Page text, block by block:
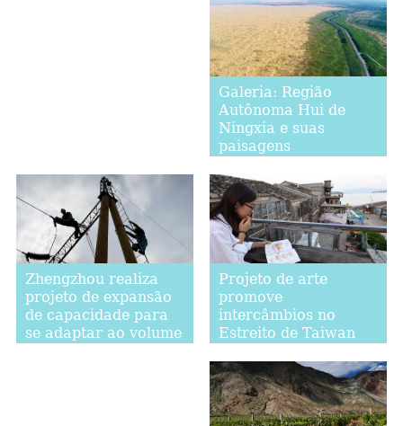
Galeria: Região
Autônoma Hui de
Ningxia e suas
paisagens
Zhengzhou realiza
projeto de expansão
de capacidade para
se adaptar ao volume
Projeto de arte
promove
intercâmbios no
Estreito de Taiwan